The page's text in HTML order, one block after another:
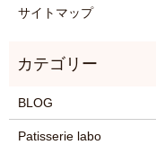
サイトマップ
BLOG
Patisserie labo